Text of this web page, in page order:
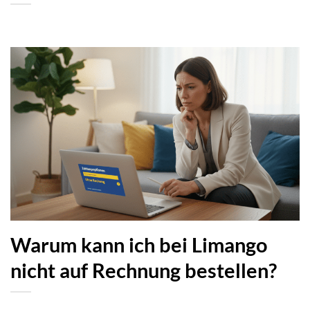
Warum kann ich bei Limango
nicht auf Rechnung bestellen?